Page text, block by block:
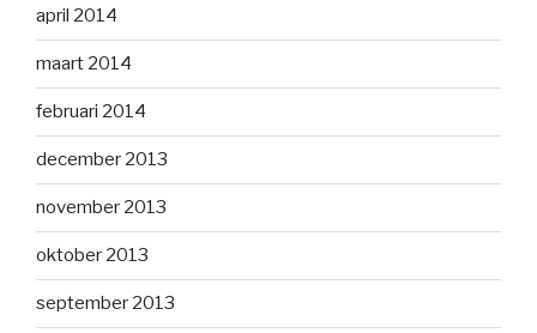
april 2014
maart 2014
februari 2014
december 2013
november 2013
oktober 2013
september 2013